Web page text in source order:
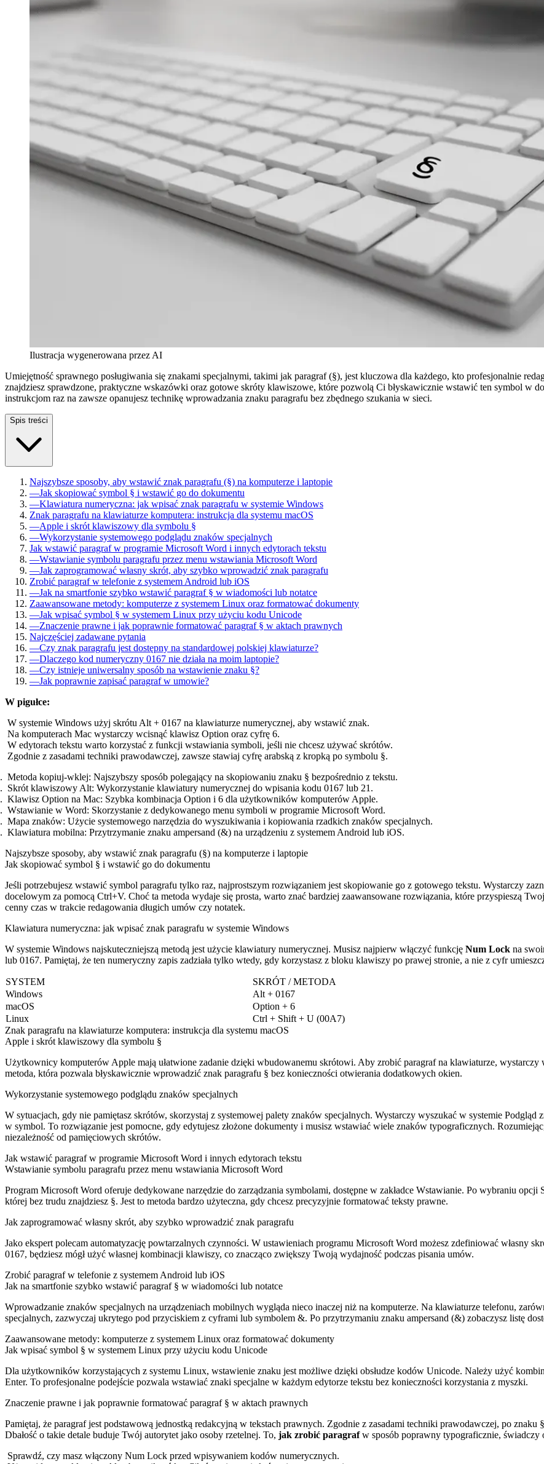
Ilustracja wygenerowana przez AI
Umiejętność sprawnego posługiwania się znakami specjalnymi, takimi jak paragraf (§), jest kluczowa dla każdego, kto profesjonalnie
znajdziesz sprawdzone, praktyczne wskazówki oraz gotowe skróty klawiszowe, które pozwolą Ci błyskawicznie wstawić ten symbol w
instrukcjom raz na zawsze opanujesz technikę wprowadzania znaku paragrafu bez zbędnego szukania w sieci.
Spis treści
Najszybsze sposoby, aby wstawić znak paragrafu (§) na komputerze i laptopie
—Jak skopiować symbol § i wstawić go do dokumentu
—Klawiatura numeryczna: jak wpisać znak paragrafu w systemie Windows
Znak paragrafu na klawiaturze komputera: instrukcja dla systemu macOS
—Apple i skrót klawiszowy dla symbolu §
—Wykorzystanie systemowego podglądu znaków specjalnych
Jak wstawić paragraf w programie Microsoft Word i innych edytorach tekstu
—Wstawianie symbolu paragrafu przez menu wstawiania Microsoft Word
—Jak zaprogramować własny skrót, aby szybko wprowadzić znak paragrafu
Zrobić paragraf w telefonie z systemem Android lub iOS
—Jak na smartfonie szybko wstawić paragraf § w wiadomości lub notatce
Zaawansowane metody: komputerze z systemem Linux oraz formatować dokumenty
—Jak wpisać symbol § w systemem Linux przy użyciu kodu Unicode
—Znaczenie prawne i jak poprawnie formatować paragraf § w aktach prawnych
Najczęściej zadawane pytania
—Czy znak paragrafu jest dostępny na standardowej polskiej klawiaturze?
—Dlaczego kod numeryczny 0167 nie działa na moim laptopie?
—Czy istnieje uniwersalny sposób na wstawienie znaku §?
—Jak poprawnie zapisać paragraf w umowie?
W pigułce:
W systemie Windows użyj skrótu Alt + 0167 na klawiaturze numerycznej, aby wstawić znak.
Na komputerach Mac wystarczy wcisnąć klawisz Option oraz cyfrę 6.
W edytorach tekstu warto korzystać z funkcji wstawiania symboli, jeśli nie chcesz używać skrótów.
Zgodnie z zasadami techniki prawodawczej, zawsze stawiaj cyfrę arabską z kropką po symbolu §.
Metoda kopiuj-wklej: Najszybszy sposób polegający na skopiowaniu znaku § bezpośrednio z tekstu.
Skrót klawiszowy Alt: Wykorzystanie klawiatury numerycznej do wpisania kodu 0167 lub 21.
Klawisz Option na Mac: Szybka kombinacja Option i 6 dla użytkowników komputerów Apple.
Wstawianie w Word: Skorzystanie z dedykowanego menu symboli w programie Microsoft Word.
Mapa znaków: Użycie systemowego narzędzia do wyszukiwania i kopiowania rzadkich znaków specjalnych.
Klawiatura mobilna: Przytrzymanie znaku ampersand (&) na urządzeniu z systemem Android lub iOS.
Najszybsze sposoby, aby wstawić znak paragrafu (§) na komputerze i laptopie
Jak skopiować symbol § i wstawić go do dokumentu
Jeśli potrzebujesz wstawić symbol paragrafu tylko raz, najprostszym rozwiązaniem jest skopiowanie go z gotowego tekstu. Wystarczy
docelowym za pomocą Ctrl+V. Choć ta metoda wydaje się prosta, warto znać bardziej zaawansowane rozwiązania, które przyspieszą
cenny czas w trakcie redagowania długich umów czy notatek.
Klawiatura numeryczna: jak wpisać znak paragrafu w systemie Windows
W systemie Windows najskuteczniejszą metodą jest użycie klawiatury numerycznej. Musisz najpierw włączyć funkcję Num Lock na
lub 0167. Pamiętaj, że ten numeryczny zapis zadziała tylko wtedy, gdy korzystasz z bloku klawiszy po prawej stronie, a nie z cyfr
SYSTEM
SKRÓT / METODA
Windows
Alt + 0167
macOS
Option + 6
Linux
Ctrl + Shift + U (00A7)
Znak paragrafu na klawiaturze komputera: instrukcja dla systemu macOS
Apple i skrót klawiszowy dla symbolu §
Użytkownicy komputerów Apple mają ułatwione zadanie dzięki wbudowanemu skrótowi. Aby zrobić paragraf na klawiaturze, wystarczy
metoda, która pozwala błyskawicznie wprowadzić znak paragrafu § bez konieczności otwierania dodatkowych okien.
Wykorzystanie systemowego podglądu znaków specjalnych
W sytuacjach, gdy nie pamiętasz skrótów, skorzystaj z systemowej palety znaków specjalnych. Wystarczy wyszukać w systemie
w symbol. To rozwiązanie jest pomocne, gdy edytujesz złożone dokumenty i musisz wstawiać wiele znaków typograficznych.
niezależność od pamięciowych skrótów.
Jak wstawić paragraf w programie Microsoft Word i innych edytorach tekstu
Wstawianie symbolu paragrafu przez menu wstawiania Microsoft Word
Program Microsoft Word oferuje dedykowane narzędzie do zarządzania symbolami, dostępne w zakładce Wstawianie. Po wybraniu
której bez trudu znajdziesz §. Jest to metoda bardzo użyteczna, gdy chcesz precyzyjnie formatować teksty prawne.
Jak zaprogramować własny skrót, aby szybko wprowadzić znak paragrafu
Jako ekspert polecam automatyzację powtarzalnych czynności. W ustawieniach programu Microsoft Word możesz zdefiniować własny
0167, będziesz mógł użyć własnej kombinacji klawiszy, co znacząco zwiększy Twoją wydajność podczas pisania umów.
Zrobić paragraf w telefonie z systemem Android lub iOS
Jak na smartfonie szybko wstawić paragraf § w wiadomości lub notatce
Wprowadzanie znaków specjalnych na urządzeniach mobilnych wygląda nieco inaczej niż na komputerze. Na klawiaturze telefonu,
specjalnych, zazwyczaj ukrytego pod przyciskiem z cyframi lub symbolem &. Po przytrzymaniu znaku ampersand (&) zobaczysz listę
Zaawansowane metody: komputerze z systemem Linux oraz formatować dokumenty
Jak wpisać symbol § w systemem Linux przy użyciu kodu Unicode
Dla użytkowników korzystających z systemu Linux, wstawienie znaku jest możliwe dzięki obsłudze kodów Unicode. Należy użyć
Enter. To profesjonalne podejście pozwala wstawiać znaki specjalne w każdym edytorze tekstu bez konieczności korzystania z myszki.
Znaczenie prawne i jak poprawnie formatować paragraf § w aktach prawnych
Pamiętaj, że paragraf jest podstawową jednostką redakcyjną w tekstach prawnych. Zgodnie z zasadami techniki prawodawczej, po
Dbałość o takie detale buduje Twój autorytet jako osoby rzetelnej. To, jak zrobić paragrafw sposób poprawny typograficznie,
Sprawdź, czy masz włączony Num Lock przed wpisywaniem kodów numerycznych.